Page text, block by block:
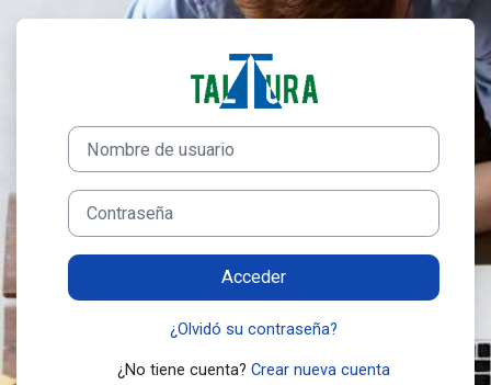
Salta al contenido principal
Entrar a
Saltar a creación de una nueva cuenta
Nombre de usuario
Contraseña
Acceder
¿Olvidó su contraseña?
¿No tiene cuenta? Crear nueva cuenta